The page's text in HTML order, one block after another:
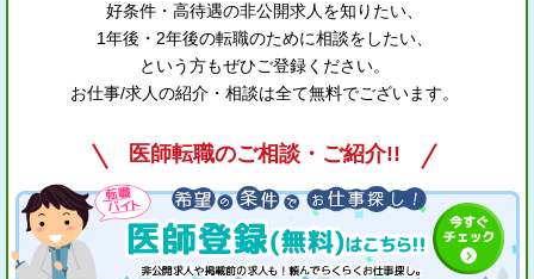
好条件・高待遇の非公開求人を知りたい、
1年後・2年後の転職のために相談をしたい、
という方もぜひご登録ください。
お仕事/求人の紹介・相談は全て無料でございます。
医師転職のご相談・ご紹介!!